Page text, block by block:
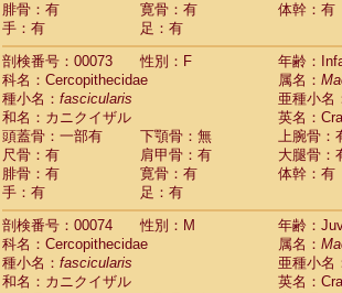
腓骨：有
寛骨：有
体幹：有
手：有
足：有
剖検番号：00073
性別：F
年齢：
科名：Cercopithecidae
属名：
種小名： fascicularis
亜種小名
和名：カニクイザル
英名：
頭蓋骨：一部有
下顎骨：無
上腕骨：
尺骨：有
肩甲骨：有
大腿骨：
腓骨：有
寛骨：有
体幹：有
手：有
足：有
剖検番号：00074
性別：M
年齢：
科名：Cercopithecidae
属名：
種小名： fascicularis
亜種小名
和名：カニクイザル
英名：